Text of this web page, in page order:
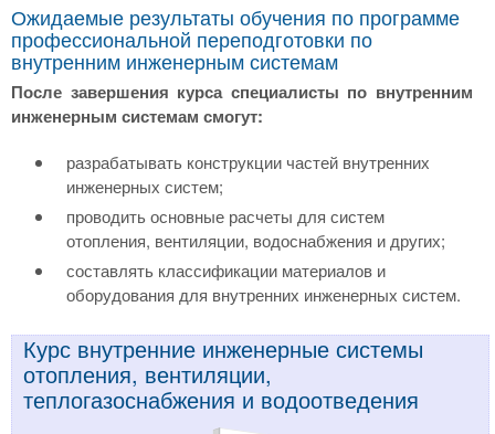
Ожидаемые результаты обучения по программе
профессиональной переподготовки по
внутренним инженерным системам
После завершения курса специалисты по внутренним
инженерным системам смогут:
разрабатывать конструкции частей внутренних
инженерных систем;
проводить основные расчеты для систем
отопления, вентиляции, водоснабжения и других;
составлять классификации материалов и
оборудования для внутренних инженерных систем.
Курс внутренние инженерные системы
отопления, вентиляции,
теплогазоснабжения и водоотведения